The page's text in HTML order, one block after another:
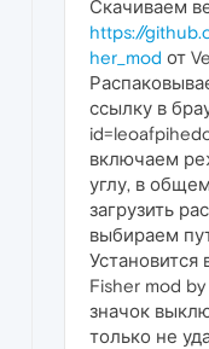
Скачиваем
https://
her_mod от
ссылку в
включаем
углу, в
загрузить
выбираем
Установится
Fisher mod
значок
только не